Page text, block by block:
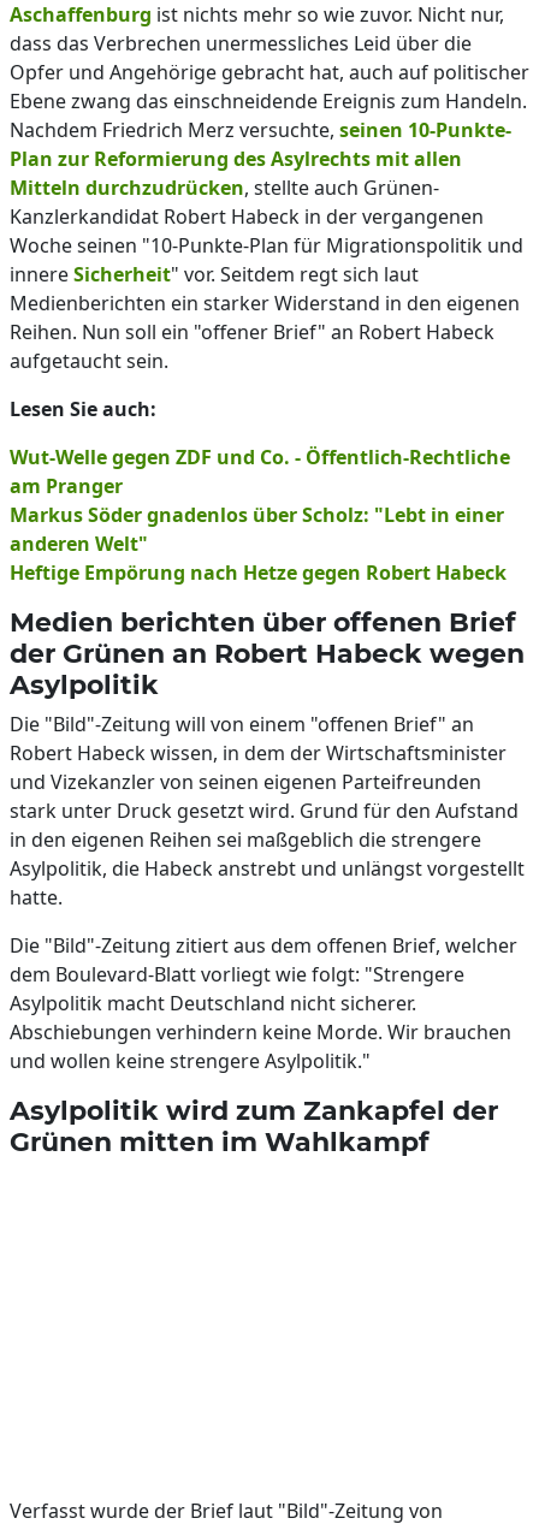
Aschaffenburg ist nichts mehr so wie zuvor. Nicht nur,
dass das Verbrechen unermessliches Leid über die
Opfer und Angehörige gebracht hat, auch auf politischer
Ebene zwang das einschneidende Ereignis zum Handeln.
Nachdem Friedrich Merz versuchte, seinen 10-Punkte-
Plan zur Reformierung des Asylrechts mit allen
Mitteln durchzudrücken, stellte auch Grünen-
Kanzlerkandidat Robert Habeck in der vergangenen
Woche seinen "10-Punkte-Plan für Migrationspolitik und
innereSicherheit" vor. Seitdem regt sich laut
Medienberichten ein starker Widerstand in den eigenen
Reihen. Nun soll ein "offener Brief" an Robert Habeck
aufgetaucht sein.
Lesen Sie auch:
Wut-Welle gegen ZDF und Co. - Öffentlich-Rechtliche
am Pranger
Markus Söder gnadenlos über Scholz: "Lebt in einer
anderen Welt"
Heftige Empörung nach Hetze gegen Robert Habeck
Medien berichten über offenen Brief
der Grünen an Robert Habeck wegen
Asylpolitik
Die "Bild"-Zeitung will von einem "offenen Brief" an
Robert Habeck wissen, in dem der Wirtschaftsminister
und Vizekanzler von seinen eigenen Parteifreunden
stark unter Druck gesetzt wird. Grund für den Aufstand
in den eigenen Reihen sei maßgeblich die strengere
Asylpolitik, die Habeck anstrebt und unlängst vorgestellt
hatte.
Die "Bild"-Zeitung zitiert aus dem offenen Brief, welcher
dem Boulevard-Blatt vorliegt wie folgt: "Strengere
Asylpolitik macht Deutschland nicht sicherer.
Abschiebungen verhindern keine Morde. Wir brauchen
und wollen keine strengere Asylpolitik."
Asylpolitik wird zum Zankapfel der
Grünen mitten im Wahlkampf
Verfasst wurde der Brief laut "Bild"-Zeitung von